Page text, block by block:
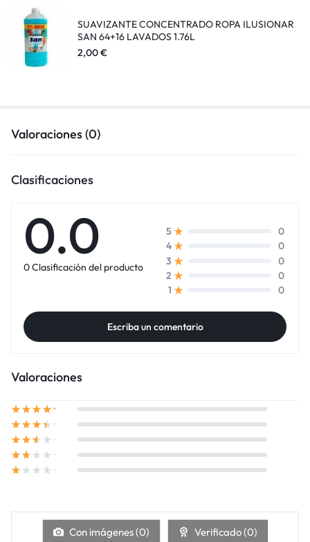
SUAVIZANTE CONCENTRADO ROPA ILUSIONAR
SAN 64+16 LAVADOS 1.76L
2,00€
Valoraciones (0)
Clasificaciones
0.0
0 Clasificación del producto
5
0
4
0
3
0
2
0
1
0
Escriba un comentario
Valoraciones
Con imágenes (0) Verificado (0)